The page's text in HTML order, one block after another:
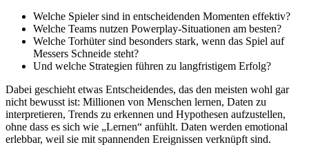
Welche Spieler sind in entscheidenden Momenten effektiv?
Welche Teams nutzen Powerplay-Situationen am besten?
Welche Torhüter sind besonders stark, wenn das Spiel auf
Messers Schneide steht?
Und welche Strategien führen zu langfristigem Erfolg?
Dabei geschieht etwas Entscheidendes, das den meisten wohl gar
nicht bewusst ist: Millionen von Menschen lernen, Daten zu
interpretieren, Trends zu erkennen und Hypothesen aufzustellen,
ohne dass es sich wie „Lernen“ anfühlt. Daten werden emotional
erlebbar, weil sie mit spannenden Ereignissen verknüpft sind.